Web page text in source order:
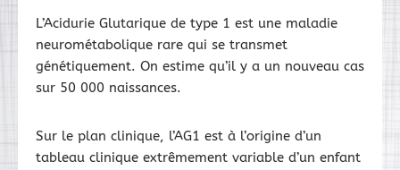
L’Acidurie Glutarique de type 1 est une maladie
neurométabolique rare qui se transmet
génétiquement. On estime qu’il y a un nouveau cas
sur 50 000 naissances.
Sur le plan clinique, l’AG1 est à l’origine d’un
tableau clinique extrêmement variable d’un enfant